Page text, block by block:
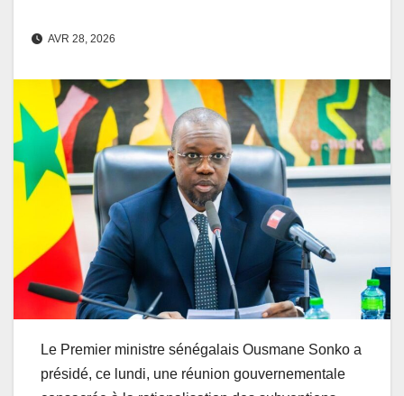
AVR 28, 2026
Le Premier ministre sénégalais Ousmane Sonko a
présidé, ce lundi, une réunion gouvernementale